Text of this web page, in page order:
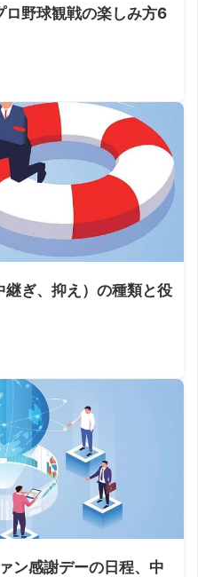
ロ野球観戦の楽しみ方6
継ぎ、抑え）の種類と役
ン感謝デーの日程、中